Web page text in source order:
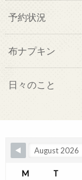
予約状況
布ナプキン
日々のこと
M T